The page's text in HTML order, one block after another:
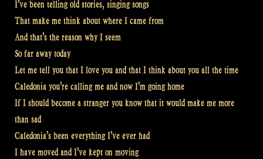
I’ve been telling old stories, singing songs
That make me think about where I came from
And that’s the reason why I seem
So far away today
Let me tell you that I love you and that I think about you all the time
Caledonia you’re calling me and now I’m going home
If I should become a stranger you know that it would make me more
than sad
Caledonia’s been everything I’ve ever had
I have moved and I’ve kept on moving